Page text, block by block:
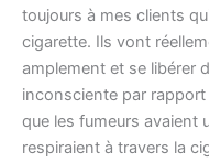
toujours à mes clients
cigarette. Ils vont
amplement et se libérer
inconsciente par
que les fumeurs avaient
respiraient à travers la